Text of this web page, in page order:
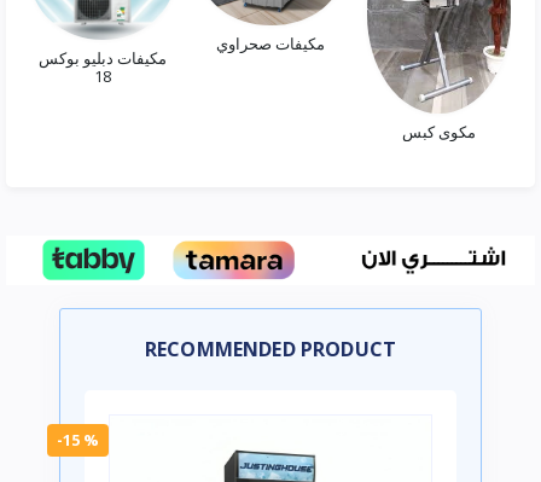
مكيفات دبليو بوكس
18
مكيفات صحراوي
مكوى كبس
RECOMMENDED PRODUCT
-15 %